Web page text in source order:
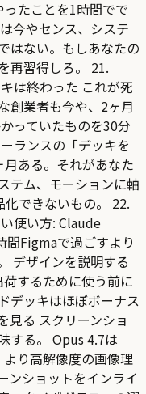
たことを1時間でで
今やセンス、システ
はない。もしあなたの
再習得しろ。 21.
は終わった これが死
創業者も今や、2ヶ月
っていたものを30分
ランスの「デッキを
ある。それがあなた
テム、モーションに軸
できないもの。 22.
使い方: Claude
間Figmaで過ごすより
デザインを説明する
するために使う前に
デッキはほぼボーナス
見る スクリーンショ
する。 Opus 4.7は
り高解像度の画像理
ンショットをインライ